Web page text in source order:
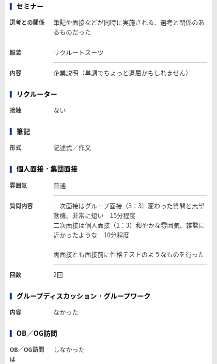
セミナー
選考との関係
筆記や面接などが同時に実施される、選考と関係のあ
るものだった
服装 リクルートスーツ
内容 企業説明（単調でちょっと退屈かもしれません）
リクルーター
接触 ない
筆記
形式 記述式／作文
個人面接・集団面接
雰囲気 普通
質問内容
一次面接はグループ面接（3：3）変わった質問と志望
動機、非常に短い 15分程度
二次面接は個人面接（1：3）和やかな雰囲気、雑談に
近かったような 10分程度
両面接とも面接前に性格テストのようなものを行った
回数 2回
グループディスカッション・グループワーク
内容 なかった
OB／OG訪問
OB／OG訪問
は
しなかった